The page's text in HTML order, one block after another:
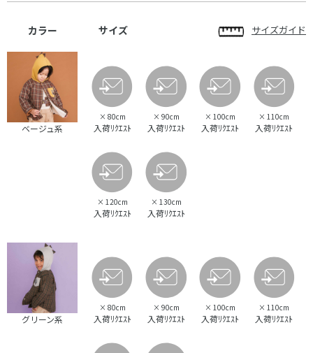
カラー サイズ サイズガイド
ベージュ系
× 80cm
入荷ﾘｸｴｽﾄ
× 90cm
入荷ﾘｸｴｽﾄ
× 100cm
入荷ﾘｸｴｽﾄ
× 110cm
入荷ﾘｸｴｽﾄ
× 120cm
入荷ﾘｸｴｽﾄ
× 130cm
入荷ﾘｸｴｽﾄ
グリーン系
× 80cm
入荷ﾘｸｴｽﾄ
× 90cm
入荷ﾘｸｴｽﾄ
× 100cm
入荷ﾘｸｴｽﾄ
× 110cm
入荷ﾘｸｴｽﾄ